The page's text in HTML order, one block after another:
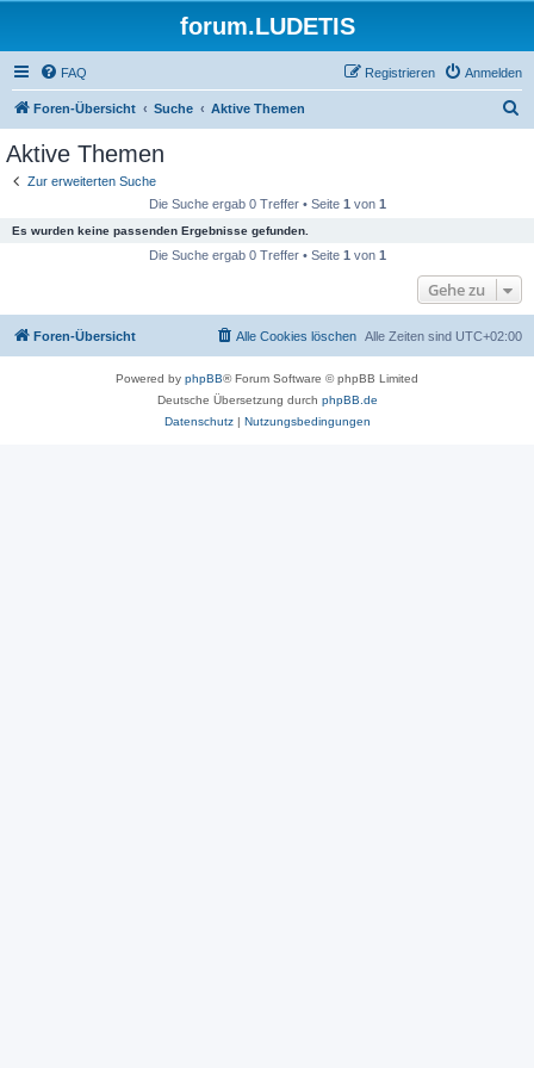
forum.LUDETIS
FAQ Anmelden
Registrieren
Foren-Übersicht Suche Aktive Themen
Aktive Themen
Zur erweiterten Suche
Die Suche ergab 0 Treffer • Seite 1 von 1
Es wurden keine passenden Ergebnisse gefunden.
Die Suche ergab 0 Treffer • Seite 1 von 1
Gehe zu
Foren-Übersicht Alle Zeiten sind UTC+02:00
Alle Cookies löschen
Powered by phpBB® Forum Software © phpBB Limited
Deutsche Übersetzung durch phpBB.de
Datenschutz| Nutzungsbedingungen